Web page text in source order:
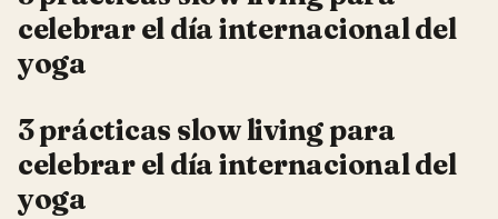
celebrar el día internacional del
yoga
3 prácticas slow living para
celebrar el día internacional del
yoga